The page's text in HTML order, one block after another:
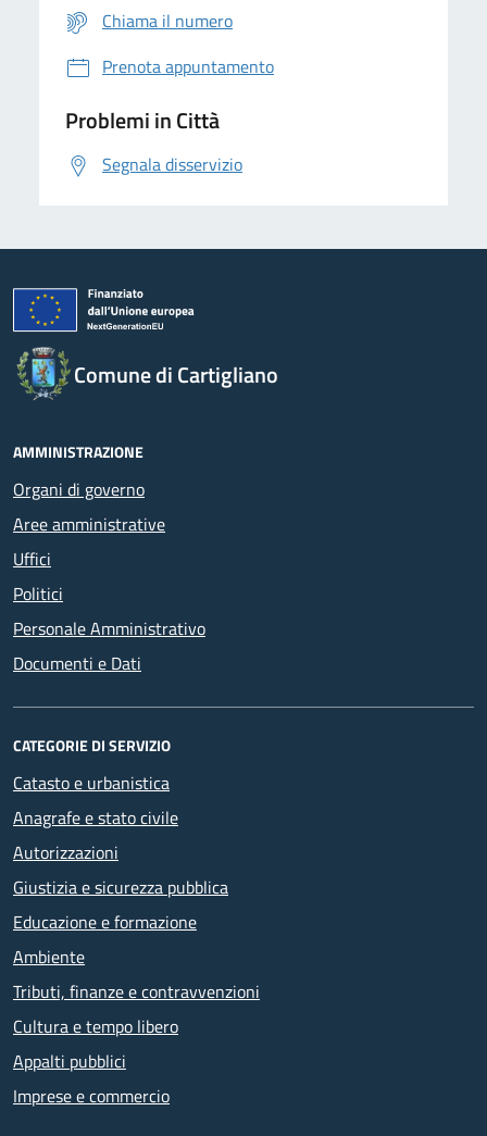
Chiama il numero
Prenota appuntamento
Problemi in Città
Segnala disservizio
Comune di Cartigliano
AMMINISTRAZIONE
Organi di governo
Aree amministrative
Uffici
Politici
Personale Amministrativo
Documenti e Dati
CATEGORIE DI SERVIZIO
Catasto e urbanistica
Anagrafe e stato civile
Autorizzazioni
Giustizia e sicurezza pubblica
Educazione e formazione
Ambiente
Tributi, finanze e contravvenzioni
Cultura e tempo libero
Appalti pubblici
Imprese e commercio